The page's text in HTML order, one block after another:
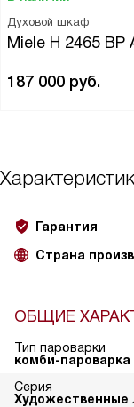
Духовой шкаф
Miele H 2465 BP
187 000 руб.
Гарантия
Страна
ОБЩИЕ
Тип пароварки
комби-пароварка
Серия
Художественные